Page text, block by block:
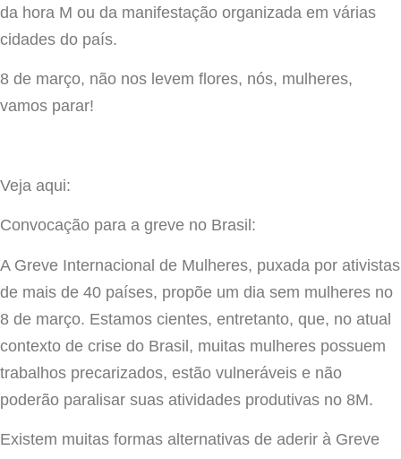
da hora M ou da manifestação organizada em várias
cidades do país.
8 de março, não nos levem flores, nós, mulheres,
vamos parar!
Veja aqui:
Convocação para a greve no Brasil:
A Greve Internacional de Mulheres, puxada por ativistas
de mais de 40 países, propõe um dia sem mulheres no
8 de março. Estamos cientes, entretanto, que, no atual
contexto de crise do Brasil, muitas mulheres possuem
trabalhos precarizados, estão vulneráveis e não
poderão paralisar suas atividades produtivas no 8M.
Existem muitas formas alternativas de aderir à Greve